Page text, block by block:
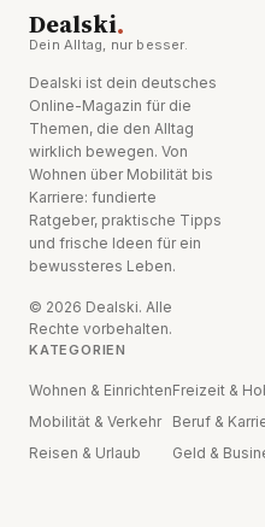
Dealski.
Dein Alltag, nur besser.
Dealski ist dein deutsches
Online-Magazin für die
Themen, die den Alltag
wirklich bewegen. Von
Wohnen über Mobilität bis
Karriere: fundierte
Ratgeber, praktische Tipps
und frische Ideen für ein
bewussteres Leben.
© 2026 Dealski. Alle
Rechte vorbehalten.
KATEGORIEN
Wohnen & Einrichten
Mobilität & Verkehr
Reisen & Urlaub
Freizeit &
Beruf &
Geld &